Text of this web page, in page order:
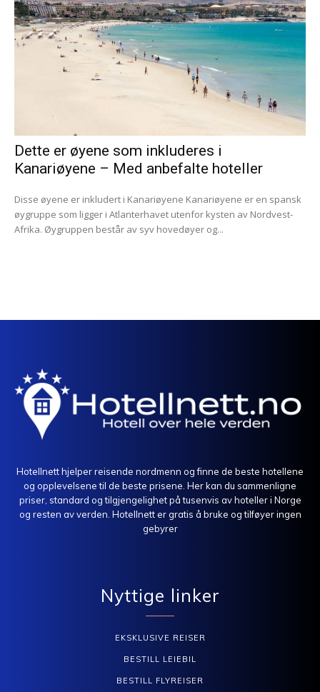
Dette er øyene som inkluderes i
Kanariøyene – Med anbefalte hoteller
Disse øyene er inkludert i Kanariøyene Kanariøyene er en spansk
øygruppe som ligger i Atlanterhavet utenfor kysten av Nordvest-
Afrika. Øygruppen består av syv hovedøyer og...
Hotellnett hjelper reisende nordmenn og finne de beste hotellene
og opplevelsene til de beste prisene. Her kan du sammenligne
priser, standard og tilgjengelighet på tusenvis av hoteller i Norge
og resten av verden. Hotellnett er gratis å bruke og tilføyer ingen
gebyrer
Nyttige linker
EKSKLUSIVE REISER
BESTILL LEIEBIL
BESTILL FLYREISER